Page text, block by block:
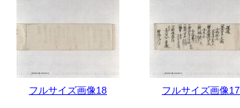
フルサイズ画像18 フルサイズ画像17